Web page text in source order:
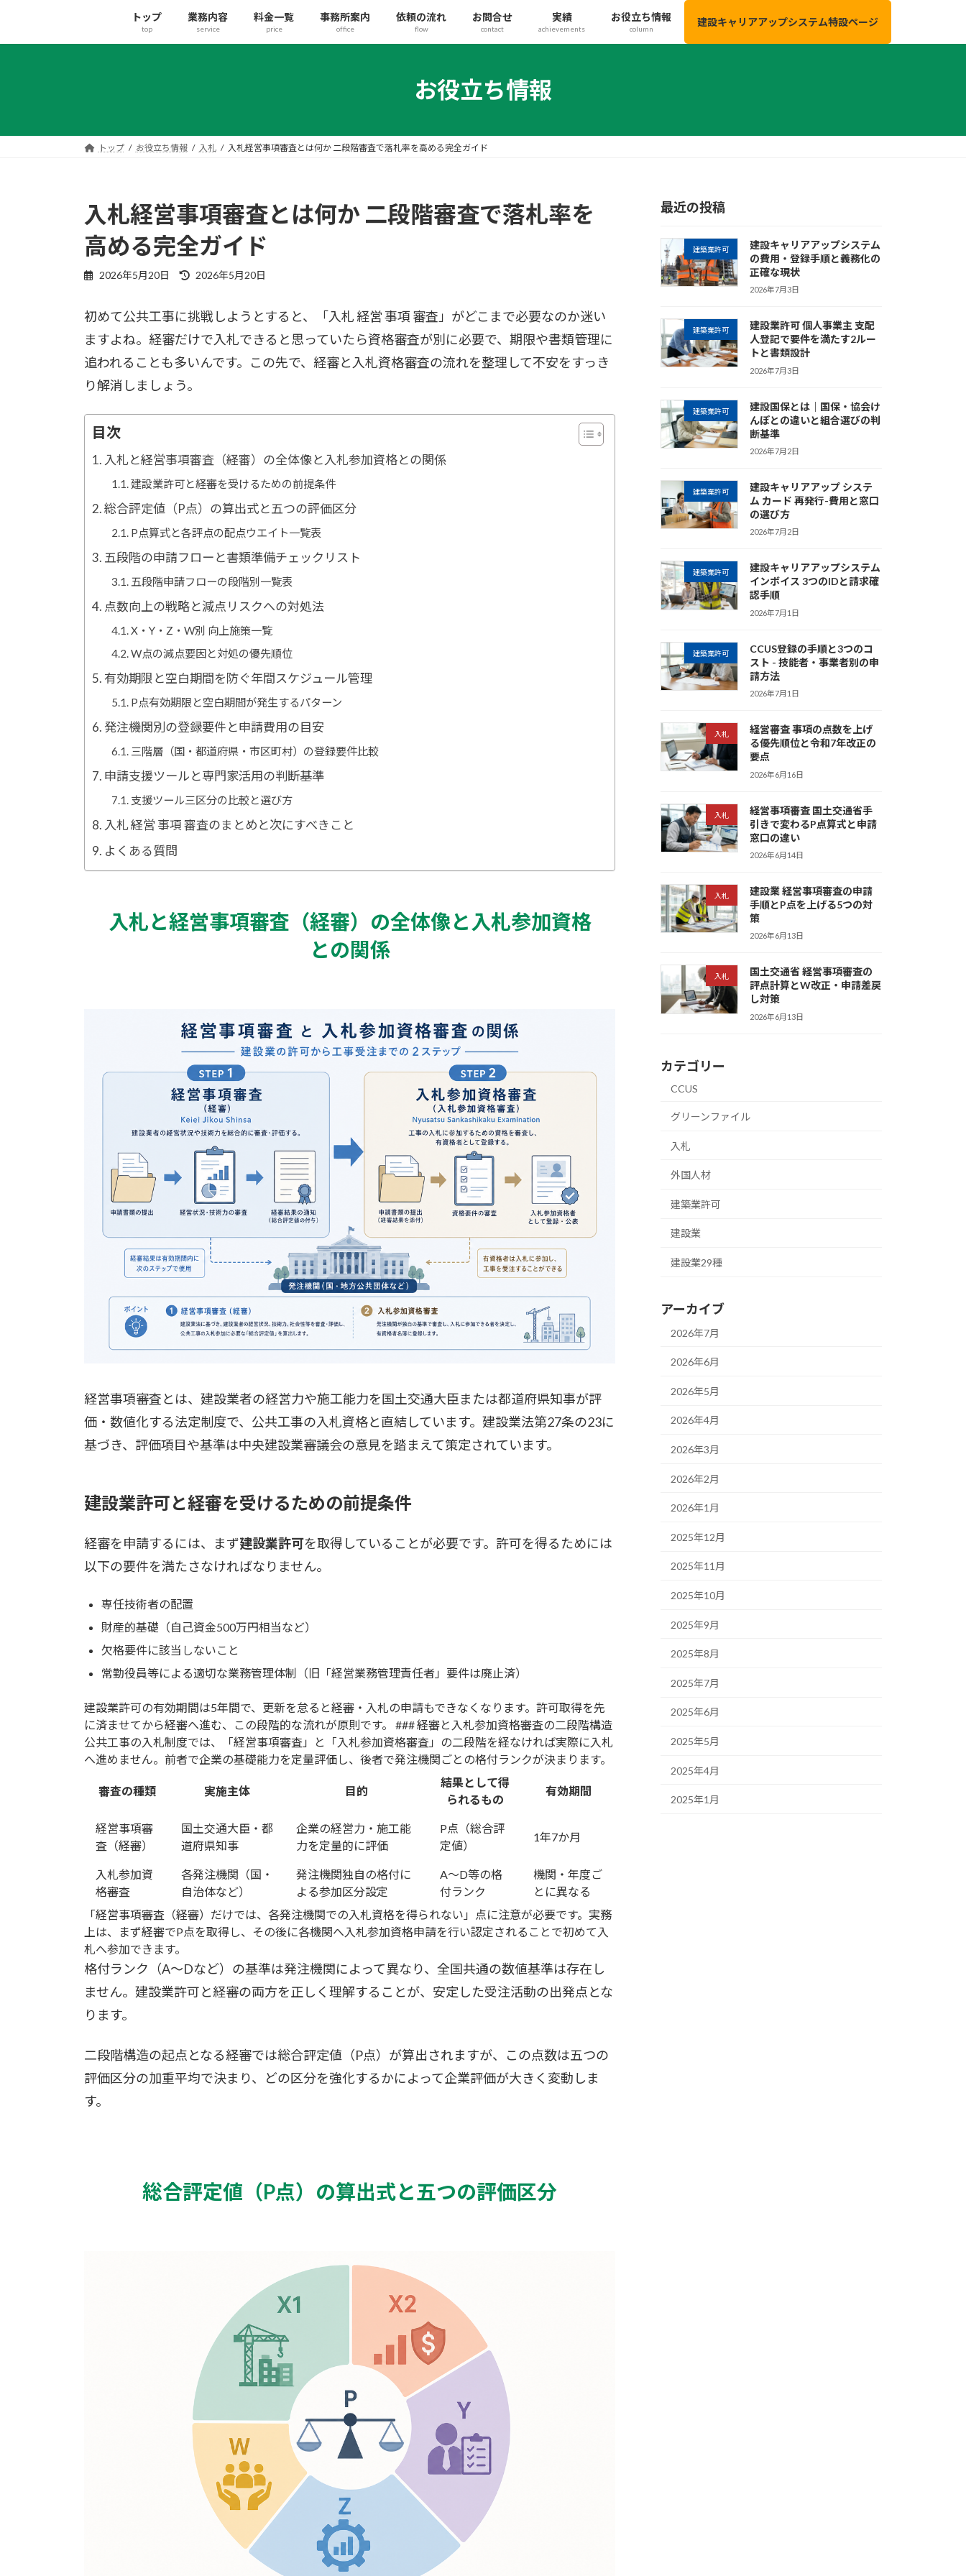
テ
ゲ
トップ
top
業務内容
service
料金一覧
price
事務所案内
office
依頼の流れ
flow
お問合せ
contact
実績
achievements
お役立ち情報
column
建設キャリアアップシステム特設ページ
お役立ち情報
トップ お役立ち情報 入札 入札経営事項審査とは何か 二段階審査で落札率を高める完全ガイド
入札経営事項審査とは何か 二段階審査で落札率を
高める完全ガイド
2026年5月20日
最
新
日
時
:
2026年5月20日
初めて公共工事に挑戦しようとすると、「入札 経営 事項 審査」がどこまで必要なのか迷い
ますよね。経審だけで入札できると思っていたら資格審査が別に必要で、期限や書類管理に
追われることも多いんです。この先で、経審と入札資格審査の流れを整理して不安をすっき
り解消しましょう。
入札と経営事項審査（経審）の全体像と入札参加資格との関係
建設業許可と経審を受けるための前提条件
総合評定値（P点）の算出式と五つの評価区分
P点算式と各評点の配点ウエイト一覧表
五段階の申請フローと書類準備チェックリスト
五段階申請フローの段階別一覧表
点数向上の戦略と減点リスクへの対処法
X・Y・Z・W別 向上施策一覧
W点の減点要因と対処の優先順位
有効期限と空白期間を防ぐ年間スケジュール管理
P点有効期限と空白期間が発生するパターン
発注機関別の登録要件と申請費用の目安
三階層（国・都道府県・市区町村）の登録要件比較
申請支援ツールと専門家活用の判断基準
支援ツール三区分の比較と選び方
入札 経営 事項 審査のまとめと次にすべきこと
よくある質問
入札と経営事項審査（経審）の全体像と入札参加資格
との関係
経営事項審査とは、建設業者の経営力や施工能力を国土交通大臣または都道府県知事が評
価・数値化する法定制度で、公共工事の入札資格と直結しています。建設業法第27条の23に
基づき、評価項目や基準は中央建設業審議会の意見を踏まえて策定されています。
建設業許可と経審を受けるための前提条件
経審を申請するには、まず建設業許可を取得していることが必要です。許可を得るためには
以下の要件を満たさなければなりません。
専任技術者の配置
財産的基礎（自己資金500万円相当など）
欠格要件に該当しないこと
常勤役員等による適切な業務管理体制（旧「経営業務管理責任者」要件は廃止済）
建設業許可の有効期間は5年間で、更新を怠ると経審・入札の申請もできなくなります。許可取得を先
に済ませてから経審へ進む、この段階的な流れが原則です。 ### 経審と入札参加資格審査の二段階構造
公共工事の入札制度では、「経営事項審査」と「入札参加資格審査」の二段階を経なければ実際に入札
へ進めません。前者で企業の基礎能力を定量評価し、後者で発注機関ごとの格付ランクが決まります。
審査の種類 実施主体 目的
結果として得
られるもの
有効期間
経営事項審
査（経審）
国土交通大臣・都
道府県知事
企業の経営力・施工能
力を定量的に評価
P点（総合評
定値）
1年7か月
入札参加資
格審査
各発注機関（国・
自治体など）
発注機関独自の格付に
よる参加区分設定
A～D等の格
付ランク
機関・年度ご
とに異なる
「経営事項審査（経審）だけでは、各発注機関での入札資格を得られない」点に注意が必要です。実務
上は、まず経審でP点を取得し、その後に各機関へ入札参加資格申請を行い認定されることで初めて入
札へ参加できます。
格付ランク（A～Dなど）の基準は発注機関によって異なり、全国共通の数値基準は存在し
ません。建設業許可と経審の両方を正しく理解することが、安定した受注活動の出発点とな
ります。
二段階構造の起点となる経審では総合評定値（P点）が算出されますが、この点数は五つの
評価区分の加重平均で決まり、どの区分を強化するかによって企業評価が大きく変動しま
す。
総合評定値（P点）の算出式と五つの評価区分
最近の投稿
建築業許可
建設キャリアアップシステム
の費用・登録手順と義務化の
正確な現状
2026年7月3日
建築業許可
建設業許可 個人事業主 支配
人登記で要件を満たす2ルー
トと書類設計
2026年7月3日
建築業許可
建設国保とは｜国保・協会け
んぽとの違いと組合選びの判
断基準
2026年7月2日
建築業許可
建設キャリアアップ システ
ム カード 再発行-費用と窓口
の選び方
2026年7月2日
建築業許可
建設キャリアアップシステム
インボイス 3つのIDと請求確
認手順
2026年7月1日
建築業許可
CCUS登録の手順と3つのコ
スト - 技能者・事業者別の申
請方法
2026年7月1日
入札
経営審査 事項の点数を上げ
る優先順位と令和7年改正の
要点
2026年6月16日
入札
経営事項審査 国土交通省手
引きで変わるP点算式と申請
窓口の違い
2026年6月14日
入札
建設業 経営事項審査の申請
手順とP点を上げる5つの対
策
2026年6月13日
入札
国土交通省 経営事項審査の
評点計算とW改正・申請差戻
し対策
2026年6月13日
カテゴリー
CCUS
グリーンファイル
入札
外国人材
建築業許可
建設業
建設業29種
アーカイブ
2026年7月
2026年6月
2026年5月
2026年4月
2026年3月
2026年2月
2026年1月
2025年12月
2025年11月
2025年10月
2025年9月
2025年8月
2025年7月
2025年6月
2025年5月
2025年4月
2025年1月